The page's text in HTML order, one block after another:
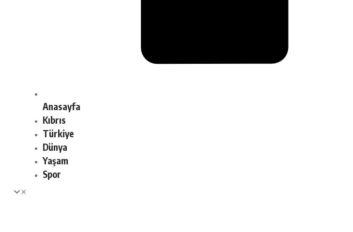
Anasayfa
Kıbrıs
Türkiye
Dünya
Yaşam
Spor